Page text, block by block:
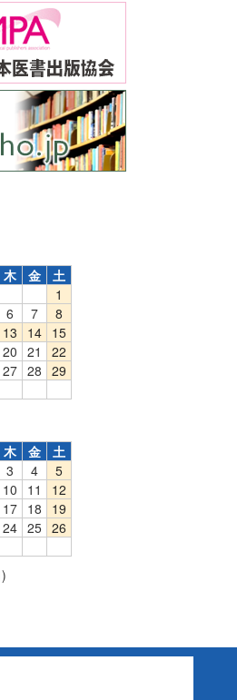
木 金
土
1
6 7
8
13 14 15
20 21
22
27 28 29
木 金
土
3 4
5
10 11
12
17 18
19
24 25 26